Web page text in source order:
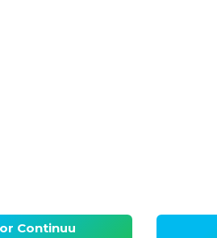
Continuu